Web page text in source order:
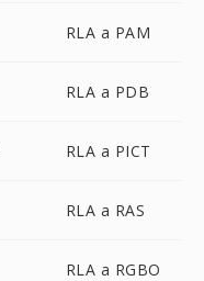
RLA a PAM
RLA a PDB
RLA a PICT
RLA a RAS
RLA a RGBO